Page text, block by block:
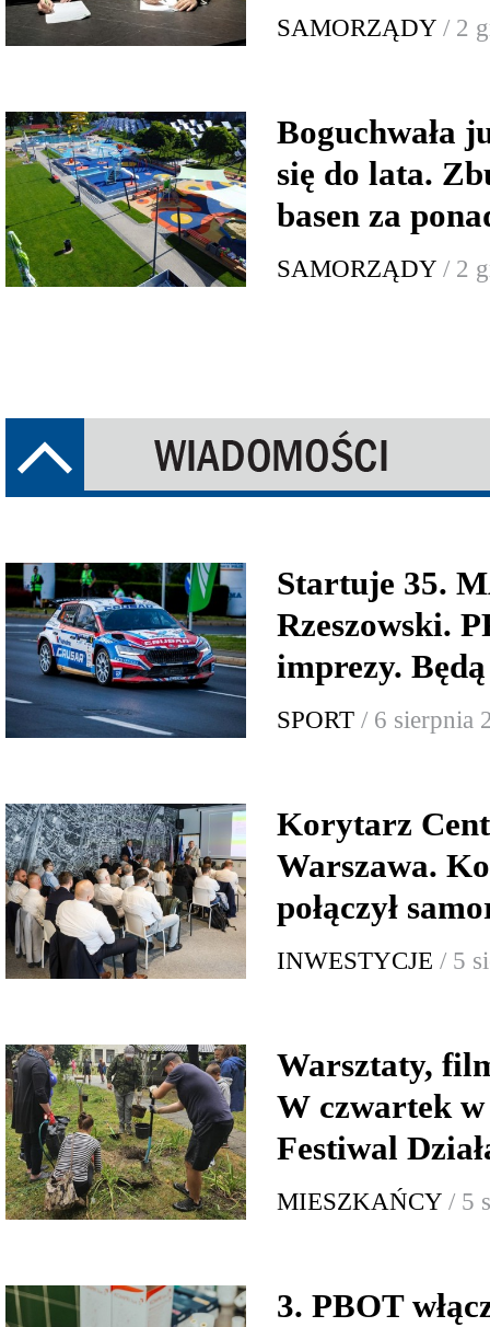
SAMORZĄDY / 2
Boguchwała
się do lata.
basen za
SAMORZĄDY / 2
Startuje 35.
Rzeszowski.
imprezy.
SPORT / 6 sierpnia
Korytarz
Warszawa.
połączył
INWESTYCJE / 5
Warsztaty,
W czwartek
Festiwal
MIESZKAŃCY / 5
3. PBOT